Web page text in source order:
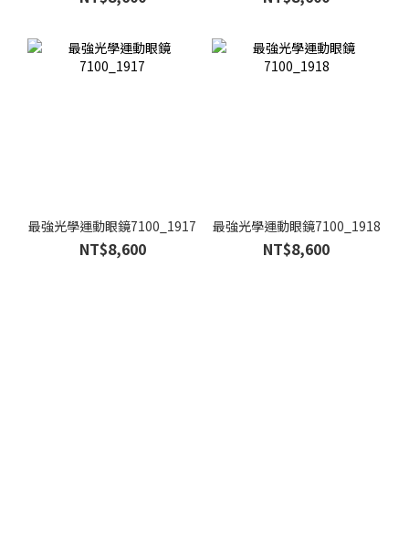
最強光學運動眼鏡7100_1917
NT$8,600
最強光學運動眼鏡7100_1918
NT$8,600